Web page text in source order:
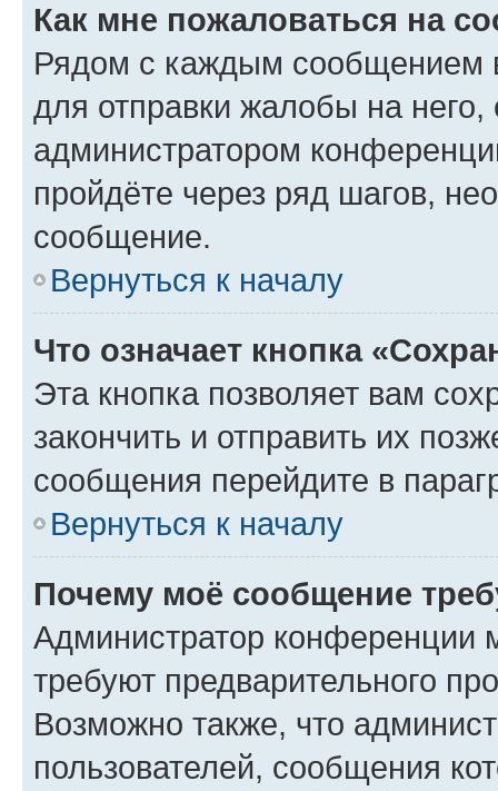
Как мне пожаловаться на
Рядом с каждым сообщением
для отправки жалобы на
администратором
пройдёте через ряд шагов,
сообщение.
Вернуться к началу
Что означает кнопка
Эта кнопка позволяет вам
закончить и отправить их
сообщения перейдите в
Вернуться к началу
Почему моё сообщение
Администратор конференции
требуют предварительного
Возможно также, что
пользователей, сообщения